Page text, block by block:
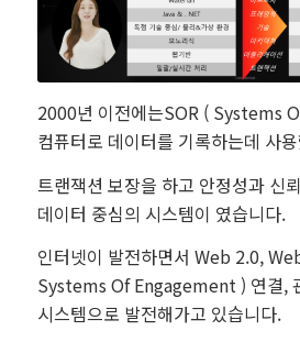
2000년 이전에는SOR ( Systems
컴퓨터로 데이터를 기록하는데 사
트랜잭션 보장을 하고 안정성과 신
데이터 중심의 시스템이 였습니다.
인터넷이 발전하면서 Web 2.0,
Systems Of Engagement ) 연결,
시스템으로 발전해가고 있습니다.